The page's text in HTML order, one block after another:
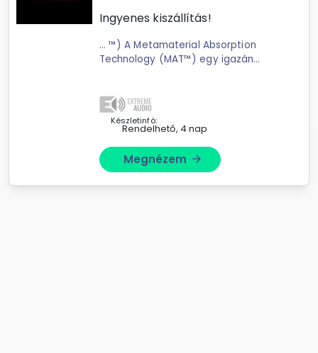
Ingyenes kiszállítás!
... ™) A Metamaterial Absorption
Technology (MAT™) egy igazán
rendkívül összetett; labirintusszerű
szerkezet; amely elnyeli a ...
Készletinfó:
Rendelhető, 4 nap
Megnézem arrow_forward